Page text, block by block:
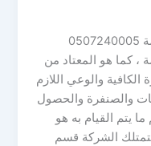
طريقة دهان الابواب الخشبية القديمة 0507240005
، كما هو المعتاد من
الكافية والوعي اللازم
والصنفرة والحصول
يتم القيام به هو
الشركة قسم